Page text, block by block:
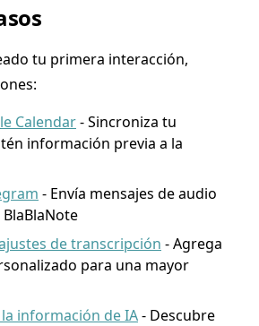
tu primera interacción,
Calendar- Sincroniza tu
información previa a la
- Envía mensajes de audio
de transcripción - Agrega
para una mayor
información de IA- Descubre